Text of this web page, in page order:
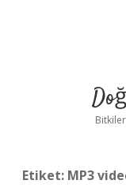
Etiket: MP3